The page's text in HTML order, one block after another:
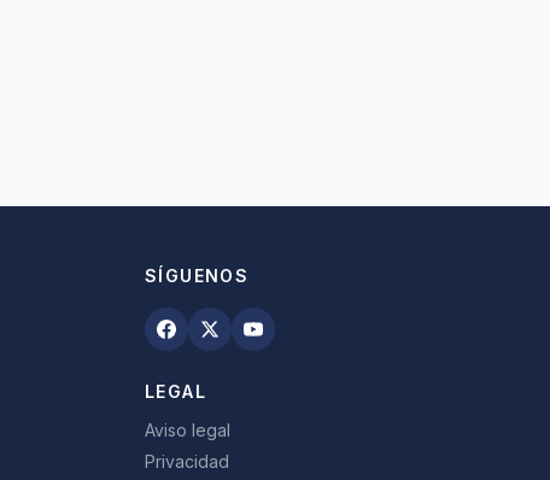
SÍGUENOS
LEGAL
Aviso legal
Privacidad